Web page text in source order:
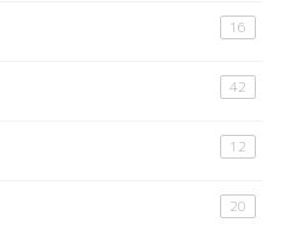
16
42
12
20